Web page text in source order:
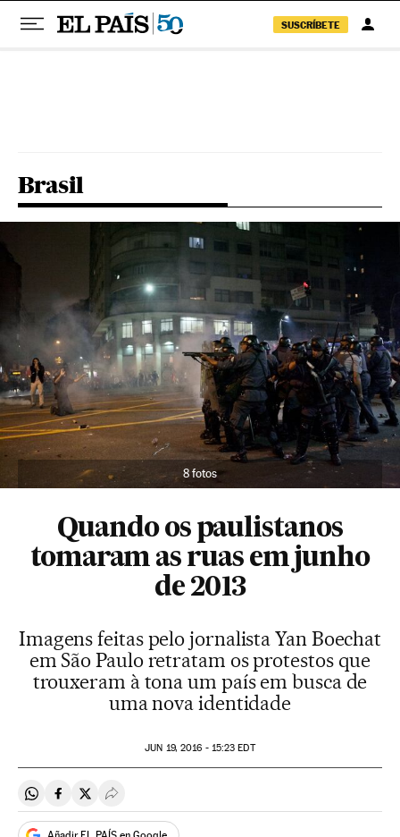
SUSCRÍBETE
Brasil
8 fotos
Quando os paulistanos
tomaram as ruas em junho
de 2013
Imagens feitas pelo jornalista Yan Boechat
em São Paulo retratam os protestos que
trouxeram à tona um país em busca de
uma nova identidade
JUN 19, 2016 - 15:23 EDT
Compartir en Whatsapp
Compartir en Facebook
Compartir en Twitter
Desplegar Redes Sociales